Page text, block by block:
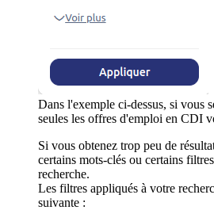
Dans l'exemple ci-dessus, si vous
seules les offres d'emploi en CDI
Si vous obtenez trop peu de
certains mots-clés ou certains
recherche.
Les filtres appliqués à votre
suivante :